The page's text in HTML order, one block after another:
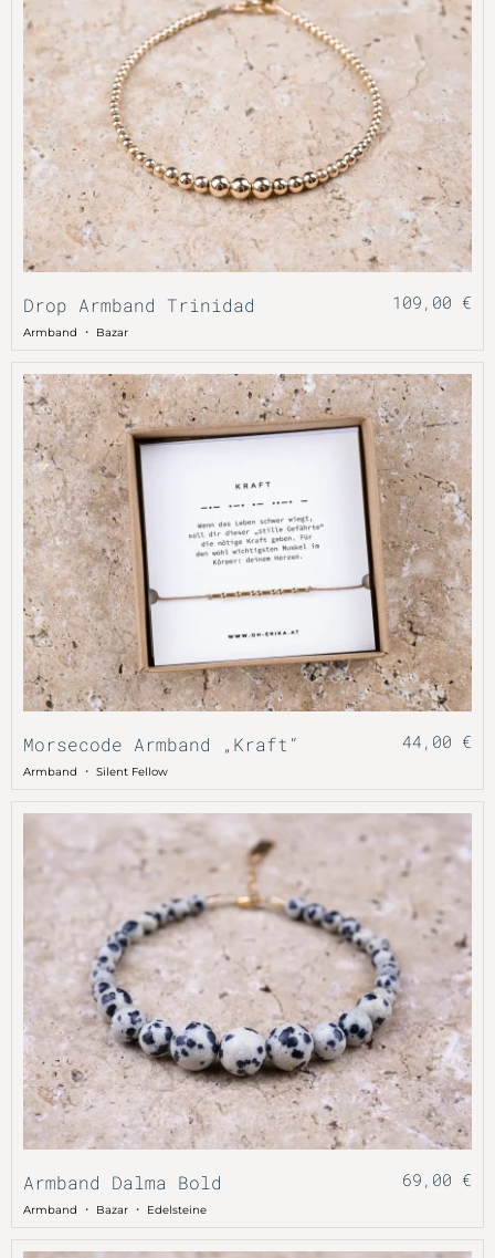
Drop Armband Trinidad 109,00 €
Armband ・ Bazar
Morsecode Armband „Kraft“ 44,00 €
Armband ・ Silent Fellow
Armband Dalma Bold 69,00 €
Armband ・ Bazar ・ Edelsteine